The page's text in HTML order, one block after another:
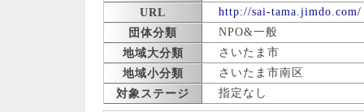
URL
http://sai-tama.jimdo.com/
団体分類
NPO&一般
地域大分類
さいたま市
地域小分類
さいたま市南区
対象ステージ
指定なし